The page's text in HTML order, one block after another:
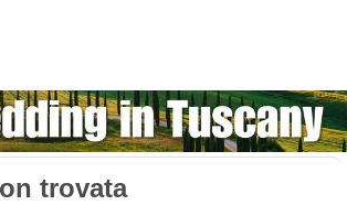
trovata